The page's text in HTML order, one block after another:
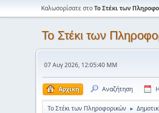
Καλωσορίσατε στοΤο Στέκι των
Το Στέκι των
07 Αυγ 2026, 12:05:40 ΜΜ
Αρχική Αναζήτηση
Το Στέκι των Πληροφορικών ►